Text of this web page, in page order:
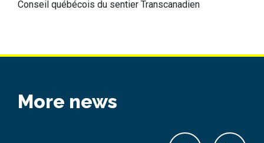
Conseil québécois du sentier Transcanadien
More news